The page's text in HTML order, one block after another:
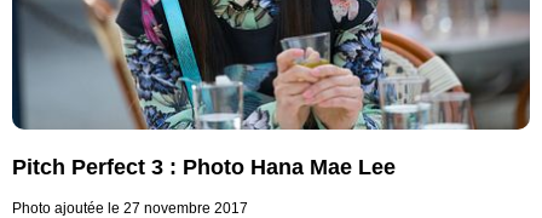
Pitch Perfect 3 : Photo Hana Mae Lee
Photo ajoutée le 27 novembre 2017